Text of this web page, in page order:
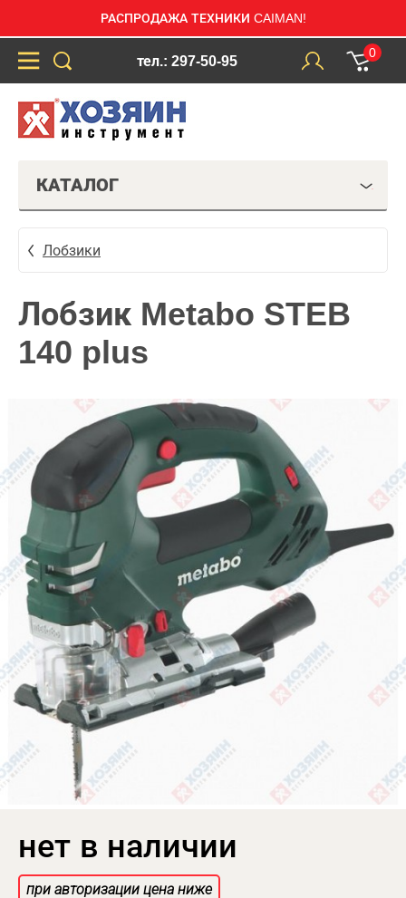
РАСПРОДАЖА ТЕХНИКИ CAIMAN!
тел.: 297-50-95
0
КАТАЛОГ
Лобзики
Лобзик Metabo STEB
140 plus
нет в наличии
при авторизации цена ниже